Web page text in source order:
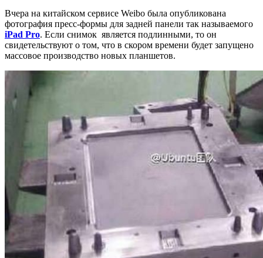
Вчера на китайском сервисе Weibo была опубликована
фотография пресс-формы для задней панели так называемого
iPad Pro. Если снимок является подлинными, то он
свидетельствуют о том, что в скором времени будет запущено
массовое производство новых планшетов.